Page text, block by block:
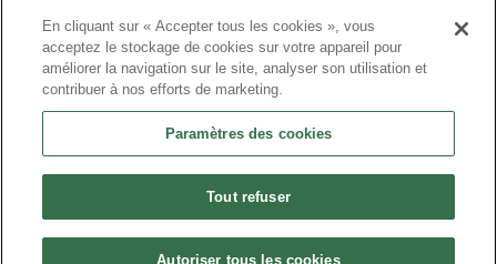
CONTACTEZ-NOUS
BIONET
©2024 Bioventus. Tous droits réservés.
Politique de confidentialité|Conditions d’utilisation|Droits d’auteur
et avis de non-responsabilité
Tous les noms commerciaux référencés sont des marques
commerciales ou des marques déposées de leurs propriétaires
En cliquant sur « Accepter tous les cookies », vous
acceptez le stockage de cookies sur votre appareil pour
améliorer la navigation sur le site, analyser son utilisation et
contribuer à nos efforts de marketing.
Paramètres des cookies
Tout refuser
Autoriser tous les cookies